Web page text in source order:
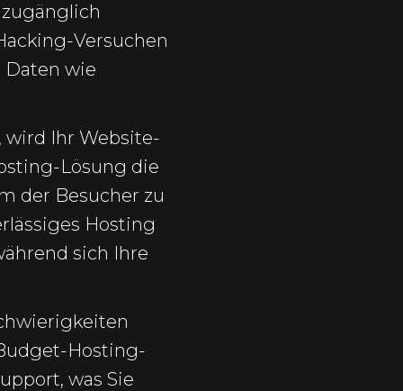
Versuchen
Daten wie
Ihr Website-
Lösung die
der Besucher zu
Hosting
sich Ihre
Hosting-
was Sie